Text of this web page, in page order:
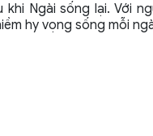
Ngài sống lại. Với
hy vọng sống mỗi